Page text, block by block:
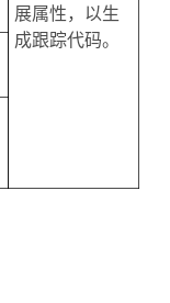
展属性，以生
成跟踪代码。